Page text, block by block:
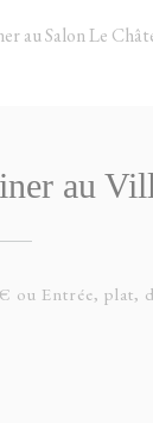
au Salon Le
au
ou Entrée, plat,